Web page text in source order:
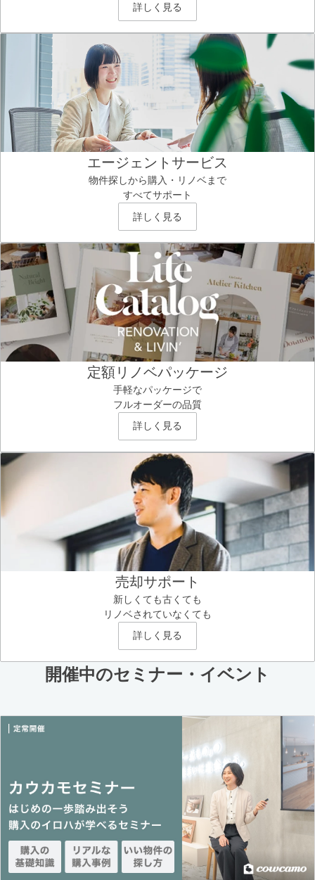
詳しく見る
エージェントサービス
物件探しから購入・リノベまで
すべてサポート
詳しく見る
定額リノベパッケージ
手軽なパッケージで
フルオーダーの品質
詳しく見る
売却サポート
新しくても古くても
リノベされていなくても
詳しく見る
開催中のセミナー・イベント